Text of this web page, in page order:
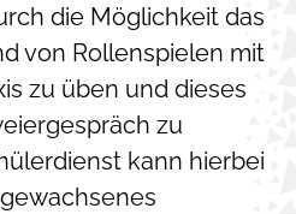
die Möglichkeit das
von Rollenspielen mit
zu üben und dieses
zu
kann hierbei